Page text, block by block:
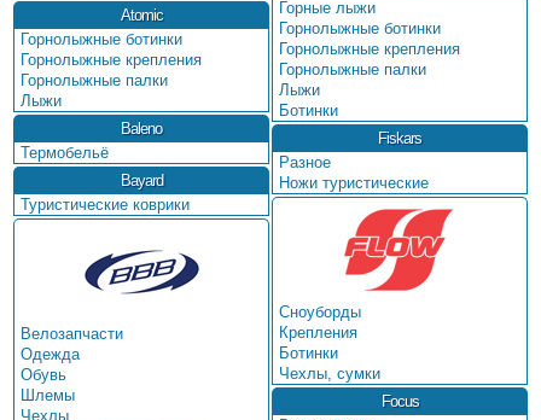
Atomic
Горнолыжные ботинки
Горнолыжные крепления
Горнолыжные палки
Лыжи
Baleno
Термобельё
Bayard
Туристические коврики
Велозапчасти
Одежда
Обувь
Шлемы
Чехлы
Горные лыжи
Горнолыжные ботинки
Горнолыжные крепления
Горнолыжные палки
Лыжи
Ботинки
Fiskars
Разное
Ножи туристические
Сноуборды
Крепления
Ботинки
Чехлы, сумки
Focus